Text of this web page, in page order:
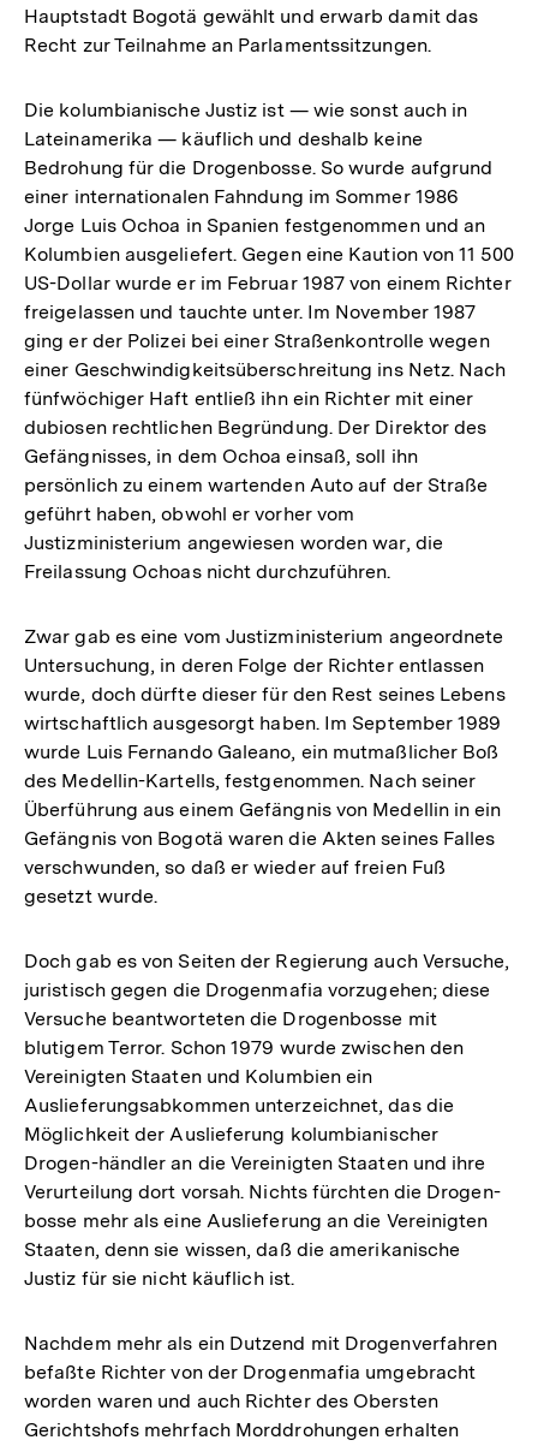
Hauptstadt Bogotä gewählt und erwarb damit das
Recht zur Teilnahme an Parlamentssitzungen.
Die kolumbianische Justiz ist — wie sonst auch in
Lateinamerika — käuflich und deshalb keine
Bedrohung für die Drogenbosse. So wurde aufgrund
einer internationalen Fahndung im Sommer 1986
Jorge Luis Ochoa in Spanien festgenommen und an
Kolumbien ausgeliefert. Gegen eine Kaution von 11 500
US-Dollar wurde er im Februar 1987 von einem Richter
freigelassen und tauchte unter. Im November 1987
ging er der Polizei bei einer Straßenkontrolle wegen
einer Geschwindigkeitsüberschreitung ins Netz. Nach
fünfwöchiger Haft entließ ihn ein Richter mit einer
dubiosen rechtlichen Begründung. Der Direktor des
Gefängnisses, in dem Ochoa einsaß, soll ihn
persönlich zu einem wartenden Auto auf der Straße
geführt haben, obwohl er vorher vom
Justizministerium angewiesen worden war, die
Freilassung Ochoas nicht durchzuführen.
Zwar gab es eine vom Justizministerium angeordnete
Untersuchung, in deren Folge der Richter entlassen
wurde, doch dürfte dieser für den Rest seines Lebens
wirtschaftlich ausgesorgt haben. Im September 1989
wurde Luis Fernando Galeano, ein mutmaßlicher Boß
des Medellin-Kartells, festgenommen. Nach seiner
Überführung aus einem Gefängnis von Medellin in ein
Gefängnis von Bogotä waren die Akten seines Falles
verschwunden, so daß er wieder auf freien Fuß
gesetzt wurde.
Doch gab es von Seiten der Regierung auch Versuche,
juristisch gegen die Drogenmafia vorzugehen; diese
Versuche beantworteten die Drogenbosse mit
blutigem Terror. Schon 1979 wurde zwischen den
Vereinigten Staaten und Kolumbien ein
Auslieferungsabkommen unterzeichnet, das die
Möglichkeit der Auslieferung kolumbianischer
Drogen-händler an die Vereinigten Staaten und ihre
Verurteilung dort vorsah. Nichts fürchten die Drogen-
bosse mehr als eine Auslieferung an die Vereinigten
Staaten, denn sie wissen, daß die amerikanische
Justiz für sie nicht käuflich ist.
Nachdem mehr als ein Dutzend mit Drogenverfahren
befaßte Richter von der Drogenmafia umgebracht
worden waren und auch Richter des Obersten
Gerichtshofs mehrfach Morddrohungen erhalten